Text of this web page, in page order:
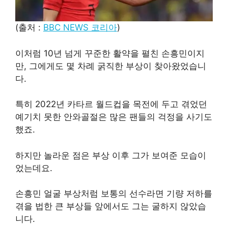
(출처 : BBC NEWS 코리아)
이처럼 10년 넘게 꾸준한 활약을 펼친 손흥민이지
만, 그에게도 몇 차례 굵직한 부상이 찾아왔었습니
다.
특히 2022년 카타르 월드컵을 목전에 두고 겪었던
예기치 못한 안와골절은 많은 팬들의 걱정을 사기도
했죠.
하지만 놀라운 점은 부상 이후 그가 보여준 모습이
었는데요.
손흥민 얼굴 부상처럼 보통의 선수라면 기량 저하를
겪을 법한 큰 부상들 앞에서도 그는 굴하지 않았습
니다.